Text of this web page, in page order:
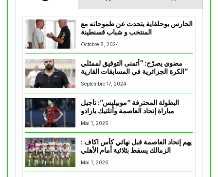
الحارس بوحلفاية يتحدث عن طموحاته مع
المنتخب و شباب قسنطينة
Octobre 8, 2024
مضوي يصرّح: “أتمنى التوفيق لممثلي
الكرة الجزائرية في المسابقات القارية”
Septembre 17, 2024
البطولة المحترفة “موبيليس”: تأجيل
مباراة إتحاد العاصمة وأتلتيك بارادو
Mai 1, 2026
يهم إتحاد العاصمة قبل نهائي كأس اكاف :
Mai 1, 2026